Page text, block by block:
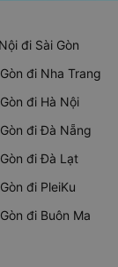
đi Sài Gòn
đi Nha Trang
đi Hà Nội
đi Đà Nẵng
đi Đà Lạt
đi PleiKu
đi Buôn Ma